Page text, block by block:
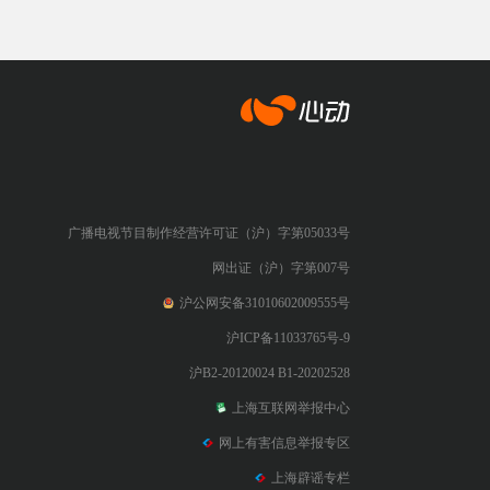
广播电视节目制作经营许可证（沪）字第05033号
网出证（沪）字第007号
沪公网安备31010602009555号
沪ICP备11033765号-9
沪B2-20120024 B1-20202528
上海互联网举报中心
网上有害信息举报专区
上海辟谣专栏
心动网络